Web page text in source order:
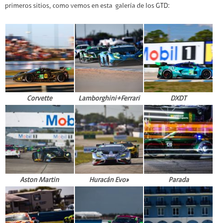
primeros sitios, como vemos en esta galería de los GTD:
Corvette Lamborghini+Ferrari DXDT
Aston Martin Huracán Evo» Parada